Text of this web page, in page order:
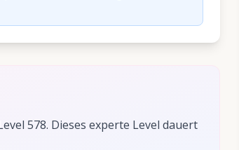
578. Dieses experte Level dauert